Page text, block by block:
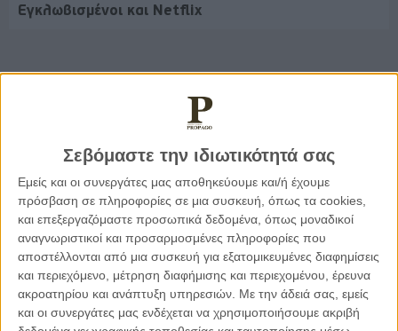
Σεβόμαστε την ιδιωτικότητά σας
Εμείς και οι συνεργάτες μας αποθηκεύουμε και/ή έχουμε
πρόσβαση σε πληροφορίες σε μια συσκευή, όπως τα cookies,
και επεξεργαζόμαστε προσωπικά δεδομένα, όπως μοναδικοί
αναγνωριστικοί και προσαρμοσμένες πληροφορίες που
αποστέλλονται από μια συσκευή για εξατομικευμένες διαφημίσεις
και περιεχόμενο, μέτρηση διαφήμισης και περιεχομένου, έρευνα
ακροατηρίου και ανάπτυξη υπηρεσιών. Με την άδειά σας, εμείς
και οι συνεργάτες μας ενδέχεται να χρησιμοποιήσουμε ακριβή
Εγκλωβισμένοι και Netflix
Κέλλυ Καμπάκη
γράφει για την “ισόβια καταδίκη
της”
Γιάννης Πανούσης
Οι μόνοι αθώοι